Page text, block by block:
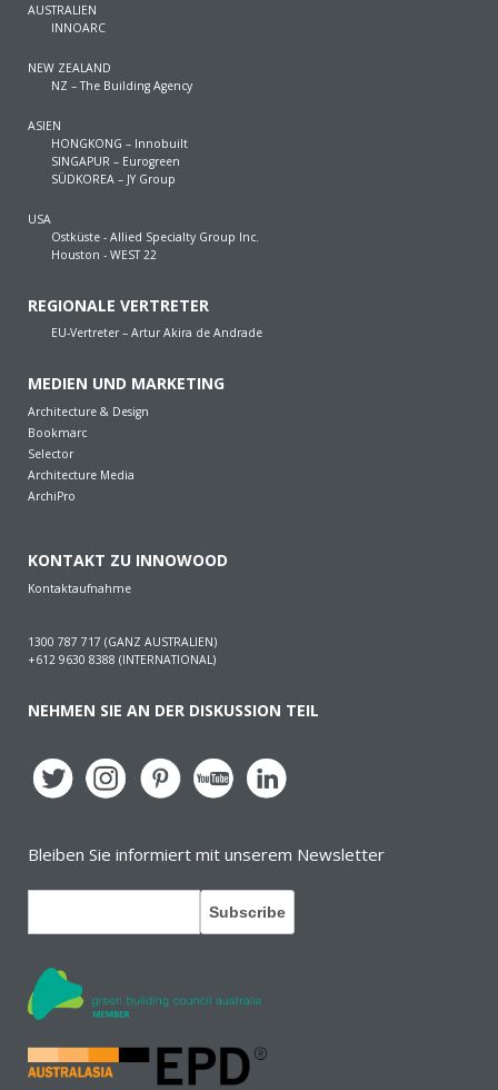
AUSTRALIEN
INNOARC
NEW ZEALAND
NZ – The Building Agency
ASIEN
HONGKONG – Innobuilt
SINGAPUR – Eurogreen
SÜDKOREA – JY Group
USA
Ostküste - Allied Specialty Group Inc.
Houston - WEST 22
REGIONALE VERTRETER
EU-Vertreter – Artur Akira de Andrade
MEDIEN UND MARKETING
Architecture & Design
Bookmarc
Selector
Architecture Media
ArchiPro
KONTAKT ZU INNOWOOD
Kontaktaufnahme
1300 787 717 (GANZ AUSTRALIEN)
+612 9630 8388 (INTERNATIONAL)
NEHMEN SIE AN DER DISKUSSION TEIL
Bleiben Sie informiert mit unserem Newsletter